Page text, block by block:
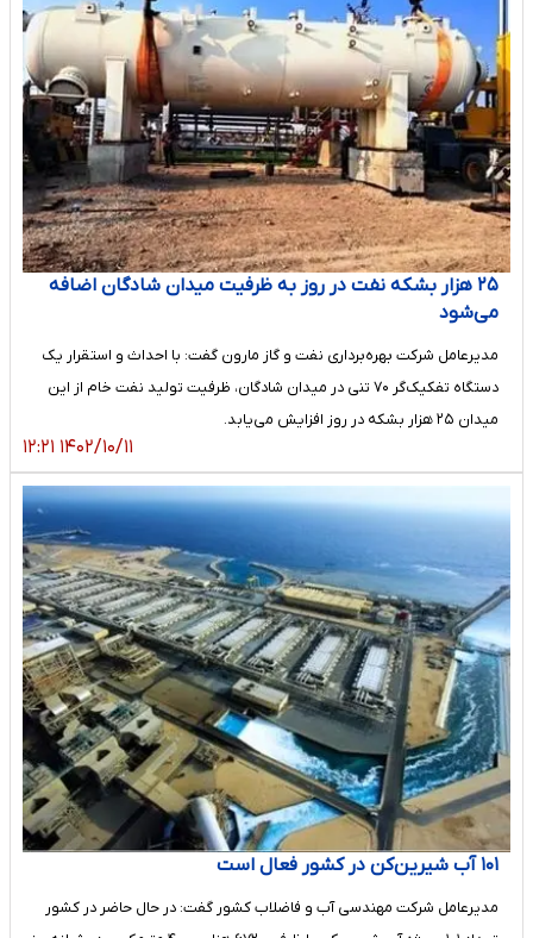
۲۵ هزار بشکه نفت در روز به ظرفیت میدان شادگان اضافه
می‌شود
مدیرعامل شرکت بهره‌برداری نفت و گاز مارون گفت: با احداث و استقرار یک
دستگاه تفکیک‌گر ۷۰ تنی در میدان شادگان، ظرفیت تولید نفت خام از این
میدان ۲۵ هزار بشکه در روز افزایش می‌یابد.
۱۴۰۲/۱۰/۱۱ ۱۲:۲۱
۱۰۱ آب شیرین‌کن در کشور فعال است
مدیرعامل شرکت مهندسی آب و فاضلاب کشور گفت: در حال حاضر در کشور